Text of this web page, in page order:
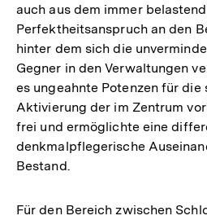
auch aus dem immer
Perfektheitsanspruch an den
hinter dem sich die
Gegner in den Verwaltungen
es ungeahnte Potenzen für
Aktivierung der im Zentrum
frei und ermöglichte eine
denkmalpflegerische
Bestand.
Für den Bereich zwischen